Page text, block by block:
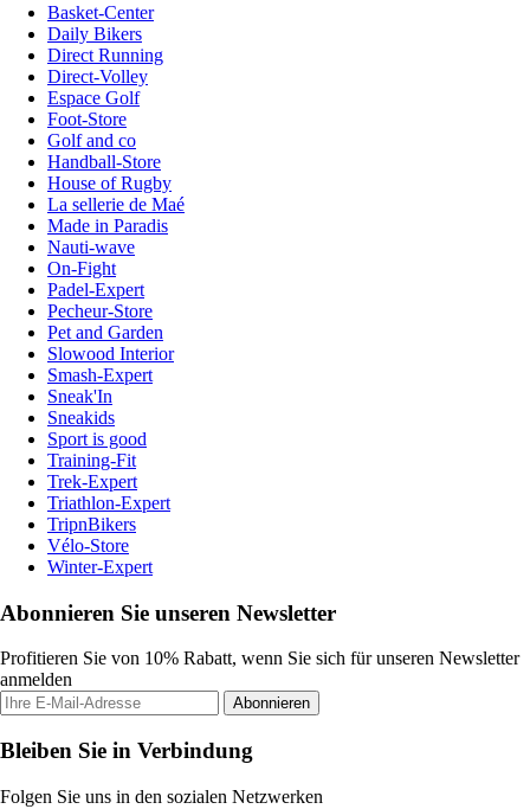
Basket-Center
Daily Bikers
Direct Running
Direct-Volley
Espace Golf
Foot-Store
Golf and co
Handball-Store
House of Rugby
La sellerie de Maé
Made in Paradis
Nauti-wave
On-Fight
Padel-Expert
Pecheur-Store
Pet and Garden
Slowood Interior
Smash-Expert
Sneak'In
Sneakids
Sport is good
Training-Fit
Trek-Expert
Triathlon-Expert
TripnBikers
Vélo-Store
Winter-Expert
Abonnieren Sie unseren Newsletter
Profitieren Sie von 10% Rabatt, wenn Sie sich für unseren Newsletter
anmelden
Abonnieren
Bleiben Sie in Verbindung
Folgen Sie uns in den sozialen Netzwerken